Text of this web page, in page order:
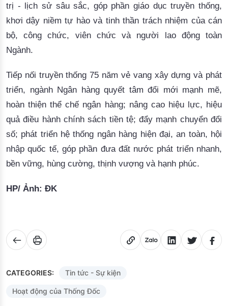
trị - lịch sử sâu sắc, góp phần giáo dục truyền thống,
khơi dậy niềm tự hào và tinh thần trách nhiệm của cán
bộ, công chức, viên chức và người lao động toàn
Ngành.
Tiếp nối truyền thống 75 năm vẻ vang xây dựng và phát
triển, ngành Ngân hàng quyết tâm đổi mới mạnh mẽ,
hoàn thiện thể chế ngân hàng; nâng cao hiệu lực, hiệu
quả điều hành chính sách tiền tệ; đẩy mạnh chuyển đổi
số; phát triển hệ thống ngân hàng hiện đại, an toàn, hội
nhập quốc tế, góp phần đưa đất nước phát triển nhanh,
bền vững, hùng cường, thịnh vượng và hạnh phúc.
HP/ Ảnh: ĐK
CATEGORIES: Tin tức - Sự kiện
Hoạt động của Thống Đốc